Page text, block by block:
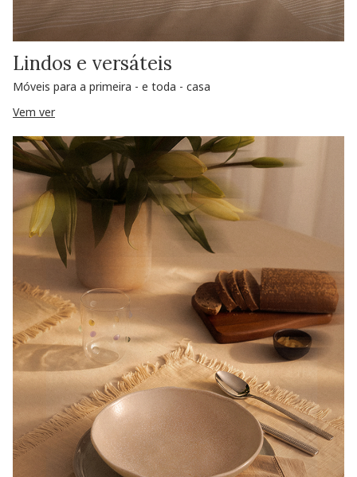
Lindos e versáteis
Móveis para a primeira - e toda - casa
Vem ver